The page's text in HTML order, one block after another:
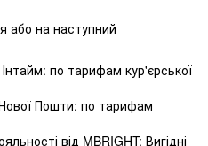
або на наступний
по тарифам кур'єрської
Пошти: по тарифам
від MBRIGHT: Вигідні